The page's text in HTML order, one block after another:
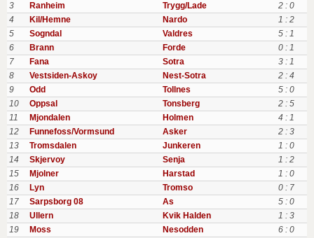
3
Ranheim Trygg/Lade
2 : 0
4
Kil/Hemne Nardo
1 : 2
5
Sogndal Valdres
5 : 1
6
Brann Forde
0 : 1
7
Fana Sotra
3 : 1
8
Vestsiden-Askoy Nest-Sotra
2 : 4
9
Odd Tollnes
5 : 0
10
Oppsal Tonsberg
2 : 5
11
Mjondalen Holmen
4 : 1
12
Funnefoss/Vormsund Asker
2 : 3
13
Tromsdalen Junkeren
1 : 0
14
Skjervoy Senja
1 : 2
15
Mjolner Harstad
1 : 0
16
Lyn Tromso
0 : 7
17
Sarpsborg 08 As
5 : 0
18
Ullern Kvik Halden
1 : 3
19
Moss Nesodden
6 : 0